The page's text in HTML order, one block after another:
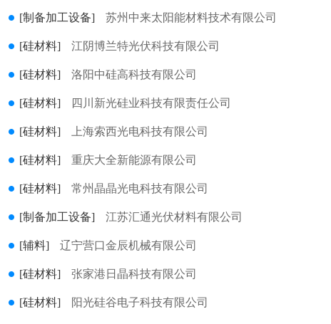
[制备加工设备] 苏州中来太阳能材料技术有限公司
[硅材料] 江阴博兰特光伏科技有限公司
[硅材料] 洛阳中硅高科技有限公司
[硅材料] 四川新光硅业科技有限责任公司
[硅材料] 上海索西光电科技有限公司
[硅材料] 重庆大全新能源有限公司
[硅材料] 常州晶晶光电科技有限公司
[制备加工设备] 江苏汇通光伏材料有限公司
[辅料] 辽宁营口金辰机械有限公司
[硅材料] 张家港日晶科技有限公司
[硅材料] 阳光硅谷电子科技有限公司